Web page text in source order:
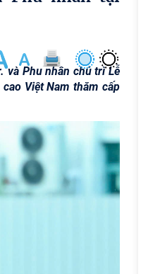
và Phu nhân chủ trì Lễ
Việt Nam thăm cấp